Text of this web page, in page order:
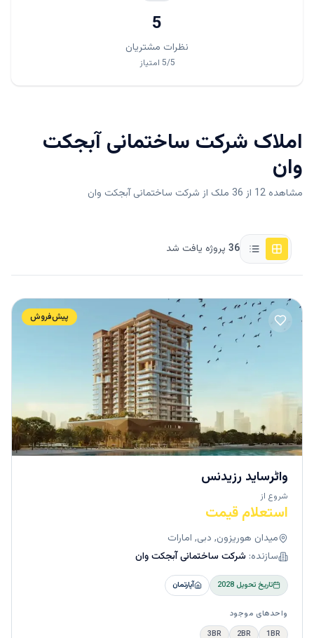
5
نظرات مشتریان
5/5 امتیاز
املاک شرکت ساختمانی آبجکت
وان
مشاهده 12 از 36 ملک از شرکت ساختمانی آبجکت وان
36 پروژه یافت شد
پیش‌فروش
واٹرساید رزیدنس
شروع از
استعلام قیمت
میدان هوریزون, دبی, امارات
سازنده: شرکت ساختمانی آبجکت وان
تاریخ تحویل2028 آپارتمان
واحدهای موجود
1BR
2BR
3BR